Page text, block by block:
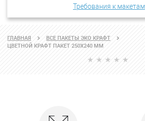
Требования к макетам
ГЛАВНАЯ
ВСЕ ПАКЕТЫ ЭКО КРАФТ
ЦВЕТНОЙ КРАФТ ПАКЕТ 250Х240 ММ